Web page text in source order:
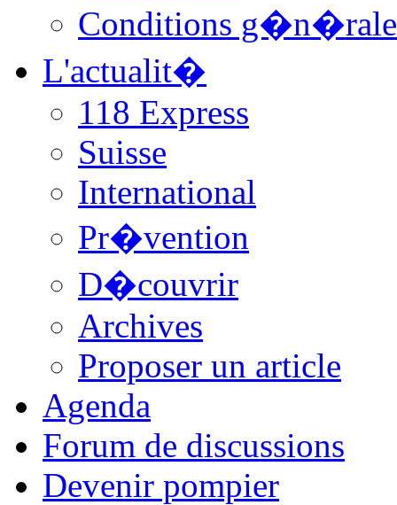
Conditions
L'actualit�
118 Express
Suisse
International
Pr�vention
D�couvrir
Archives
Proposer un article
Agenda
Forum de discussions
Devenir pompier